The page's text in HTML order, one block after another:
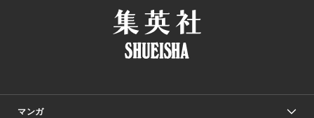
マンガ